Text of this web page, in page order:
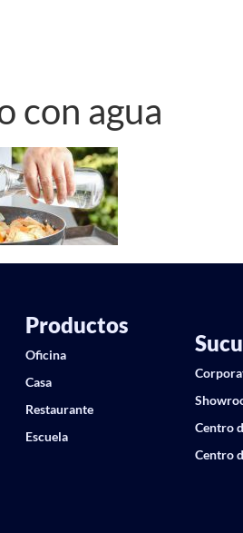
con agua
Productos
Oficina
Casa
Restaurante
Escuela
Centro
Centro